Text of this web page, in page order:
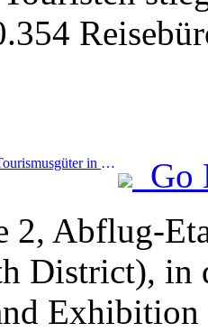
Prev:Der Wettbewerb für Tourismusgüter in China wurde erfolgreich in Xiangtan, Hunan, abgehalten.
Go
2, Abflug-
District), in
Exhibition